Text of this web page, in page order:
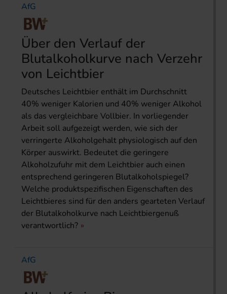
AfG
Über den Verlauf der
Blutalkoholkurve nach Verzehr
von Leichtbier
Deutsches Leichtbier enthält im Durchschnitt
40% weniger Kalorien und 40% weniger Alkohol
als das vergleichbare Vollbier. In vorliegender
Arbeit soll aufgezeigt werden, wie sich der
verringerte Alkoholgehalt physiologisch auf den
Körper auswirkt. Bedeutet die geringere
Alkoholzufuhr mit dem Leichtbier auch einen
entsprechend geringeren Blutalkoholspiegel?
Welche produktspezifischen Eigenschaften des
Leichtbieres sind für den anders gearteten Verlauf
der Blutalkoholkurve nach Leichtbiergenuß
verantwortlich?
AfG